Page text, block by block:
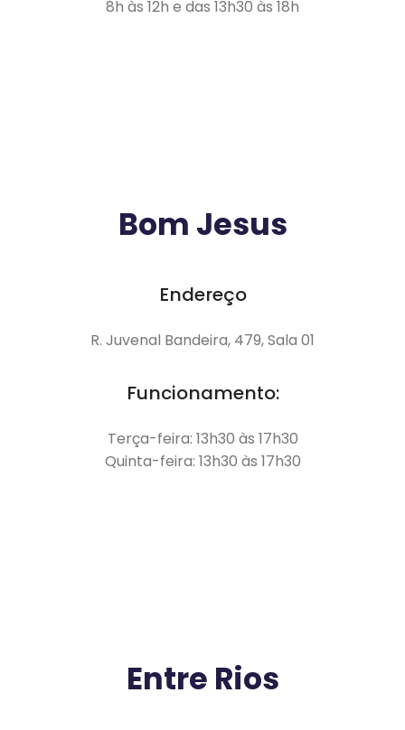
8h às 12h e das 13h30 às 18h
Bom Jesus
Endereço
R. Juvenal Bandeira, 479, Sala 01
Funcionamento:
Terça-feira: 13h30 às 17h30
Quinta-feira: 13h30 às 17h30
Entre Rios